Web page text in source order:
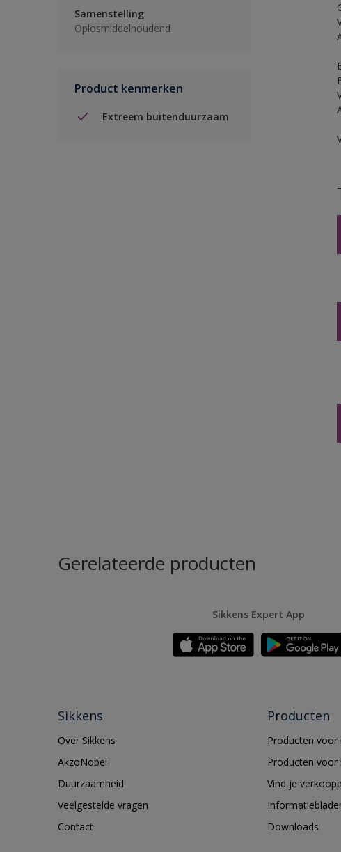
Samenstelling
Oplosmiddelhoudend
Product kenmerken
Extreem buitenduurzaam
Gerelateerde producten
Sikkens Expert App
Sikkens
Over Sikkens
AkzoNobel
Duurzaamheid
Veelgestelde vragen
Contact
Producten
Producten voor
Producten voor
Vind je
Downloads